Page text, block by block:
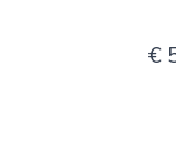
€